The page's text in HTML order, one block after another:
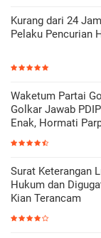
Kurang dari 24
Pelaku Pencurian
Waketum Partai
Golkar Jawab
Enak, Hormati
Surat Keterangan
Hukum dan
Kian Terancam